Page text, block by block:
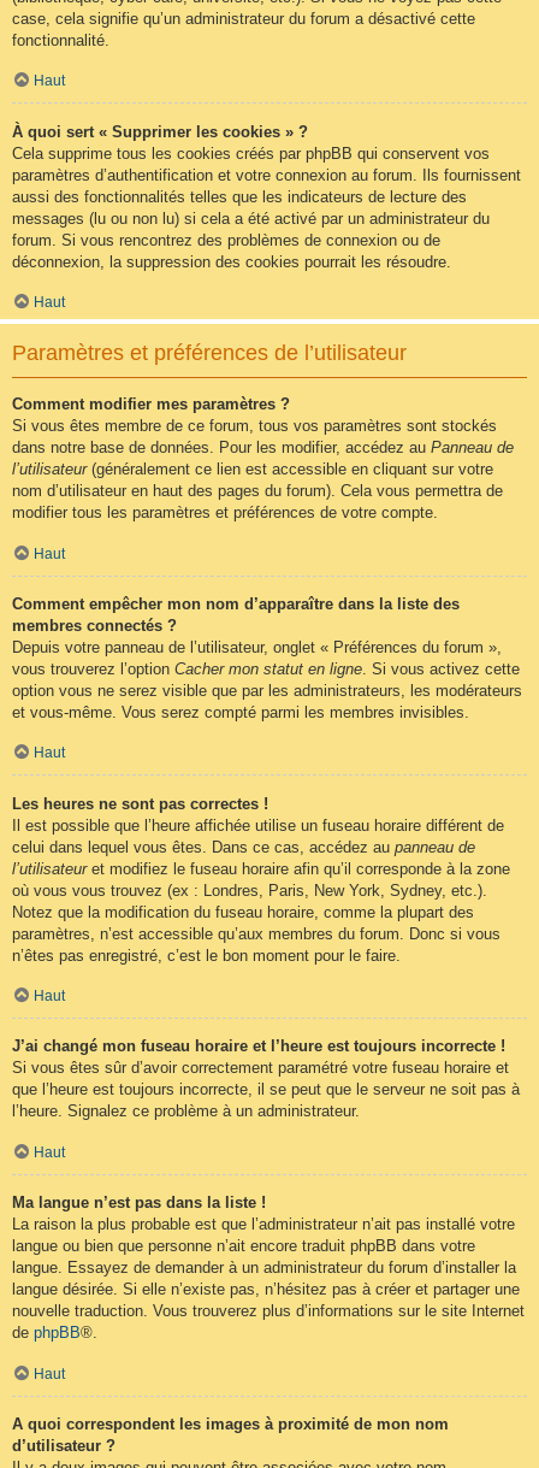
case, cela signifie qu’un administrateur du forum a désactivé cette
fonctionnalité.
Haut
À quoi sert « Supprimer les cookies » ?
Cela supprime tous les cookies créés par phpBB qui conservent vos
paramètres d’authentification et votre connexion au forum. Ils fournissent
aussi des fonctionnalités telles que les indicateurs de lecture des
messages (lu ou non lu) si cela a été activé par un administrateur du
forum. Si vous rencontrez des problèmes de connexion ou de
déconnexion, la suppression des cookies pourrait les résoudre.
Haut
Paramètres et préférences de l’utilisateur
Comment modifier mes paramètres ?
Si vous êtes membre de ce forum, tous vos paramètres sont stockés
dans notre base de données. Pour les modifier, accédez au Panneau de
l’utilisateur(généralement ce lien est accessible en cliquant sur votre
nom d’utilisateur en haut des pages du forum). Cela vous permettra de
modifier tous les paramètres et préférences de votre compte.
Haut
Comment empêcher mon nom d’apparaître dans la liste des
membres connectés ?
Depuis votre panneau de l’utilisateur, onglet « Préférences du forum »,
vous trouverez l’option Cacher mon statut en ligne . Si vous activez cette
option vous ne serez visible que par les administrateurs, les modérateurs
et vous-même. Vous serez compté parmi les membres invisibles.
Haut
Les heures ne sont pas correctes !
Il est possible que l’heure affichée utilise un fuseau horaire différent de
celui dans lequel vous êtes. Dans ce cas, accédez au panneau de
l’utilisateuret modifiez le fuseau horaire afin qu’il corresponde à la zone
où vous vous trouvez (ex : Londres, Paris, New York, Sydney, etc.).
Notez que la modification du fuseau horaire, comme la plupart des
paramètres, n’est accessible qu’aux membres du forum. Donc si vous
n’êtes pas enregistré, c’est le bon moment pour le faire.
Haut
J’ai changé mon fuseau horaire et l’heure est toujours incorrecte !
Si vous êtes sûr d’avoir correctement paramétré votre fuseau horaire et
que l’heure est toujours incorrecte, il se peut que le serveur ne soit pas à
l’heure. Signalez ce problème à un administrateur.
Haut
Ma langue n’est pas dans la liste !
La raison la plus probable est que l’administrateur n’ait pas installé votre
langue ou bien que personne n’ait encore traduit phpBB dans votre
langue. Essayez de demander à un administrateur du forum d’installer la
langue désirée. Si elle n’existe pas, n’hésitez pas à créer et partager une
nouvelle traduction. Vous trouverez plus d’informations sur le site Internet
de phpBB®.
Haut
A quoi correspondent les images à proximité de mon nom
d’utilisateur ?